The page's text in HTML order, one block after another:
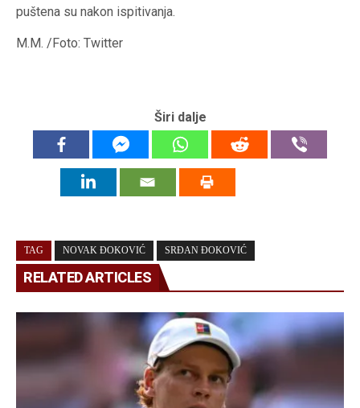
puštena su nakon ispitivanja.
M.M. /Foto: Twitter
Širi dalje
TAG NOVAK ĐOKOVIĆ SRĐAN ĐOKOVIĆ
RELATED ARTICLES